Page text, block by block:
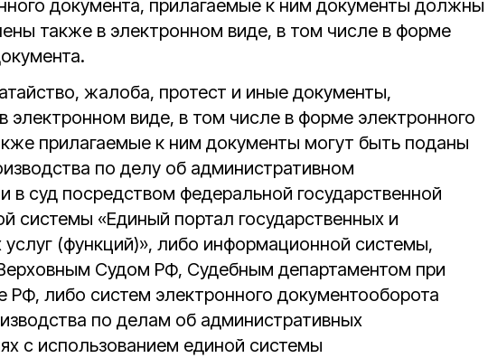
документа, прилагаемые к ним документы должны
также в электронном виде, в том числе в форме
жалоба, протест и иные документы,
электронном виде, в том числе в форме электронного
прилагаемые к ним документы могут быть поданы
по делу об административном
в суд посредством федеральной государственной
системы «Единый портал государственных и
(функций)», либо информационной системы,
Судом РФ, Судебным департаментом при
РФ, либо систем электронного документооборота
по делам об административных
с использованием единой системы